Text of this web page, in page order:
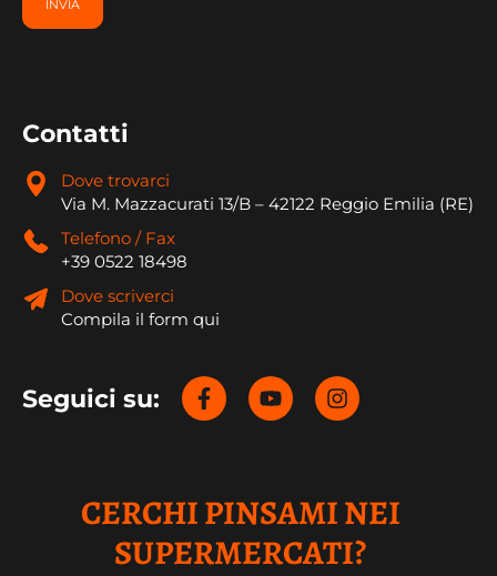
Contatti
Dove trovarci
Via M. Mazzacurati 13/B – 42122 Reggio Emilia (RE)
Telefono / Fax
+39 0522 18498
Dove scriverci
Compila il form qui
Seguici su:
CERCHI PINSAMI NEI
SUPERMERCATI?